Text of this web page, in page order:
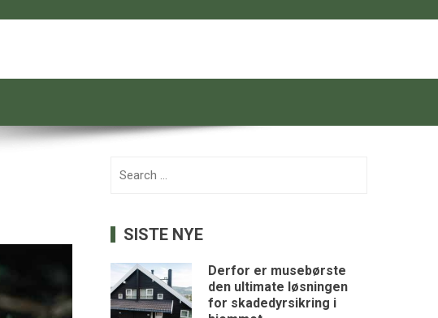
SISTE NYE
Derfor er musebørste
den ultimate løsningen
for skadedyrsikring i